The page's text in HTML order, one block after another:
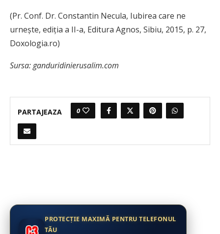
(Pr. Conf. Dr. Constantin Necula, Iubirea care ne
urneşte, ediţia a II-a, Editura Agnos, Sibiu, 2015, p. 27,
Doxologia.ro)
Sursa: ganduridinierusalim.com
PARTAJEAZA 0
PROTECȚIE MAXIMĂ PENTRU TELEFONUL
TĂU